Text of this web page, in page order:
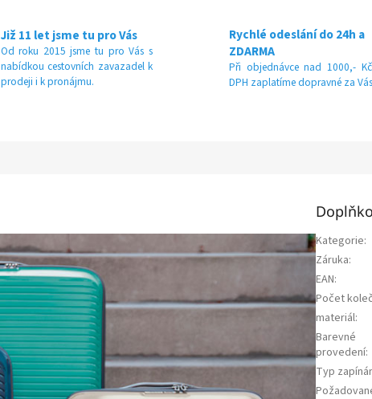
Již 11 let jsme tu pro Vás
Od roku 2015 jsme tu pro Vás s
nabídkou cestovních zavazadel k
prodeji i k pronájmu.
Rychlé odeslání do 24h a
ZDARMA
Při objednávce nad 1000,-
DPH zaplatíme dopravné za
Kategorie:
Záruka:
EAN:
Počet
materiál:
Barevné
provedení:
Typ